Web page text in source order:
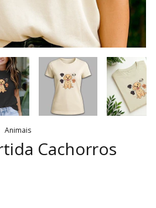
Animais
Cachorros